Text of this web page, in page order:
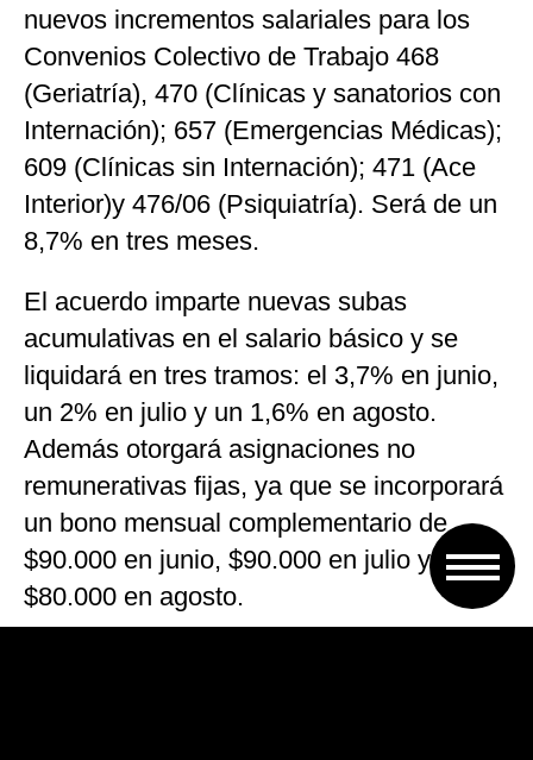
nuevos incrementos salariales para los
Convenios Colectivo de Trabajo 468
(Geriatría), 470 (Clínicas y sanatorios con
Internación); 657 (Emergencias Médicas);
609 (Clínicas sin Internación); 471 (Ace
Interior)y 476/06 (Psiquiatría). Será de un
8,7% en tres meses.
El acuerdo imparte nuevas subas
acumulativas en el salario básico y se
liquidará en tres tramos: el 3,7% en junio,
un 2% en julio y un 1,6% en agosto.
Además otorgará asignaciones no
remunerativas fijas, ya que se incorporará
un bono mensual complementario de
$90.000 en junio, $90.000 en julio y a
$80.000 en agosto.